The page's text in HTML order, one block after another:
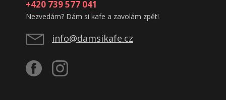
+420 739 577 041
Nezvedám? Dám si kafe a zavolám zpět!
info@damsikafe.cz